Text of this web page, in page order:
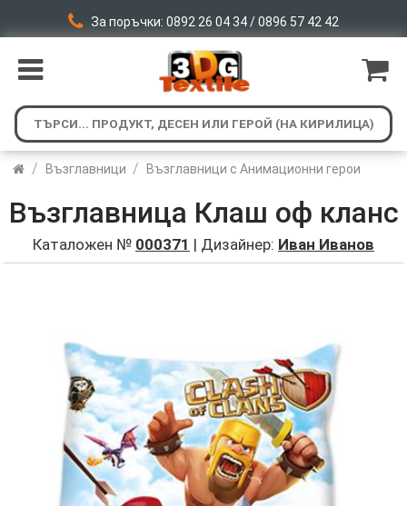
За поръчки: 0892 26 04 34 / 0896 57 42 42
/ Възглавници / Възглавници с Анимационни герои
Възглавница Клаш оф кланс
Каталожен № 000371 | Дизайнер: Иван Иванов